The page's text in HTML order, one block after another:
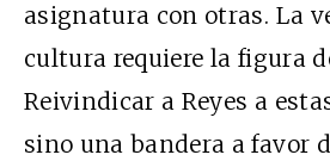
asignatura con otras. La
cultura requiere la figura
Reivindicar a Reyes a
sino una bandera a favor